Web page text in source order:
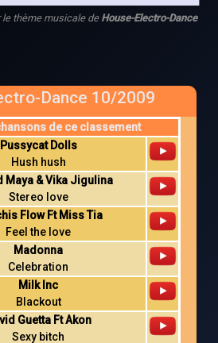
le thème musicale de House-Electro-Dance
Dance 10/2009
de ce classement
Pussycat Dolls
Hush hush
Maya & Vika Jigulina
Stereo love
Flow Ft Miss Tia
Feel the love
Madonna
Celebration
Milk Inc
Blackout
Guetta Ft Akon
Sexy bitch